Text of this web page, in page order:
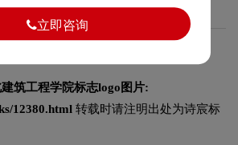
筑工程学院标志logo图片:
12380.html 转载时请注明出处为诗宸标
立即咨询